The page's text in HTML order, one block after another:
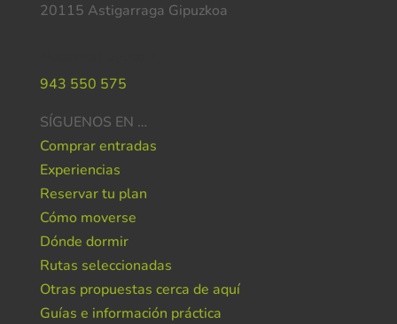
20115 Astigarraga Gipuzkoa
943 550 575
SÍGUENOS EN …
Comprar entradas
Experiencias
Reservar tu plan
Cómo moverse
Dónde dormir
Rutas seleccionadas
Otras propuestas cerca de aquí
Guías e información práctica